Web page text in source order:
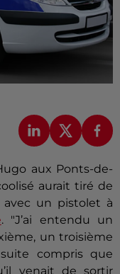
aux Ponts-de-
aurait tiré de
avec un pistolet à
. "J’ai entendu un
un troisième
compris que
venait de sortir